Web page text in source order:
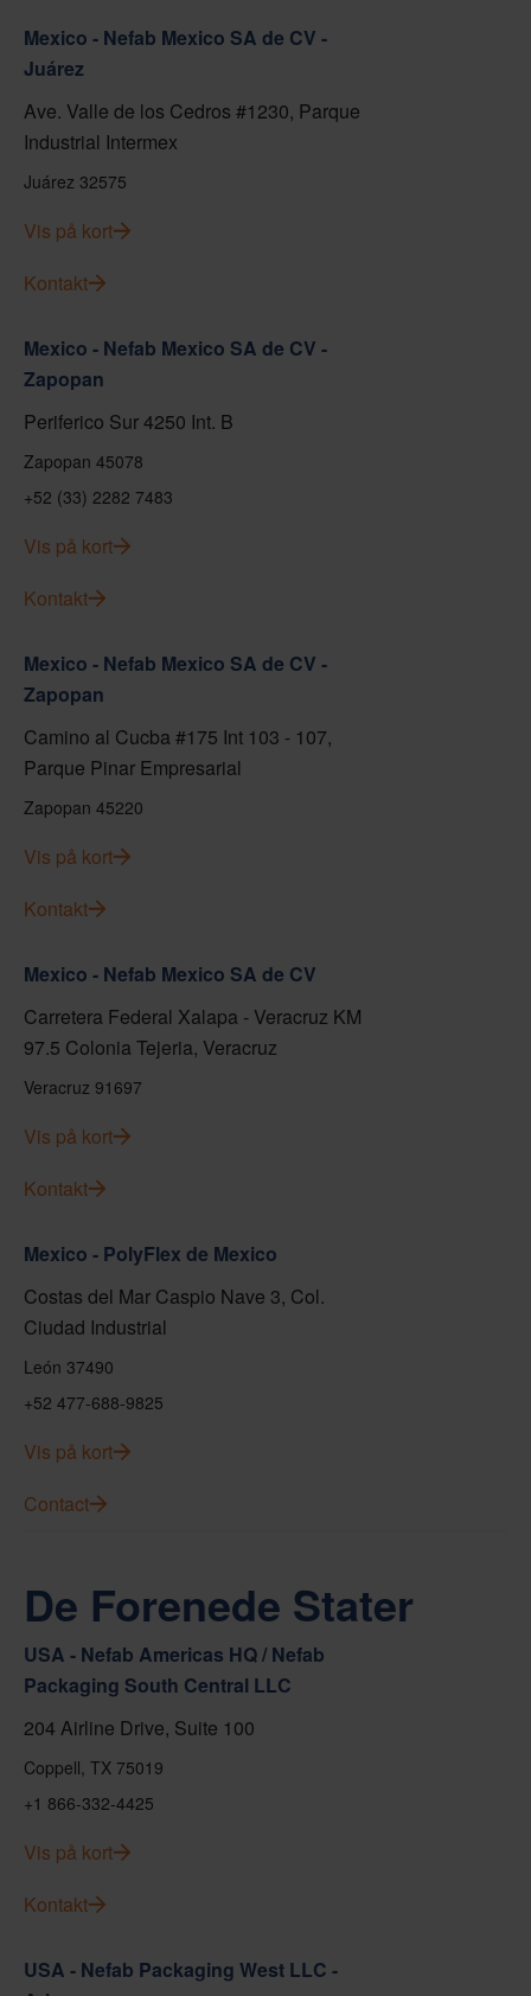
Mexico - Nefab Mexico SA de CV -
Juárez
Ave. Valle de los Cedros #1230, Parque
Industrial Intermex
Juárez 32575
Vis på kort
Kontakt
Mexico - Nefab Mexico SA de CV -
Zapopan
Periferico Sur 4250 Int. B
Zapopan 45078
+52 (33) 2282 7483
Vis på kort
Kontakt
Mexico - Nefab Mexico SA de CV -
Zapopan
Camino al Cucba #175 Int 103 - 107,
Parque Pinar Empresarial
Zapopan 45220
Vis på kort
Kontakt
Mexico - Nefab Mexico SA de CV
Carretera Federal Xalapa - Veracruz KM
97.5 Colonia Tejeria, Veracruz
Veracruz 91697
Vis på kort
Kontakt
Mexico - PolyFlex de Mexico
Costas del Mar Caspio Nave 3, Col.
Ciudad Industrial
León 37490
+52 477-688-9825
Vis på kort
Contact
De Forenede Stater
USA - Nefab Americas HQ / Nefab
Packaging South Central LLC
204 Airline Drive, Suite 100
Coppell, TX 75019
+1 866-332-4425
Vis på kort
Kontakt
USA - Nefab Packaging West LLC -